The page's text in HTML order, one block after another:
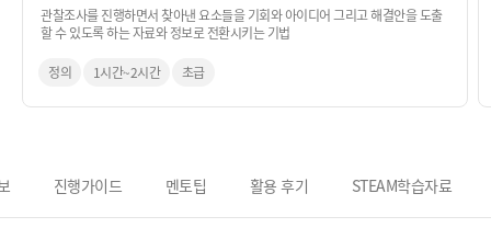
관찰조사를 진행하면서 찾아낸 요소들을 기회와 아이디어 그리고 해결안을 도출
할 수 있도록 하는 자료와 정보로 전환시키는 기법
정의 1시간~2시간 초급
진행가이드 멘토팁 활용 후기 STEAM학습자료